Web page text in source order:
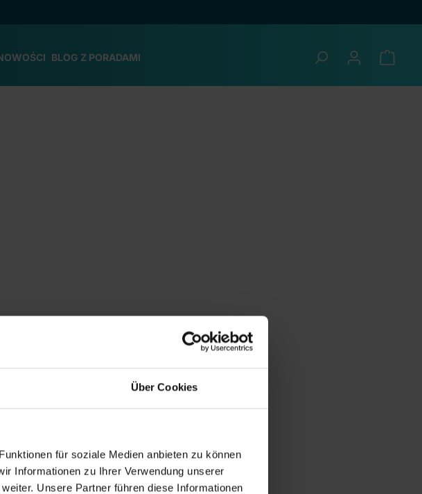
Über Cookies
für soziale Medien anbieten zu können
Informationen zu Ihrer Verwendung unserer
Unsere Partner führen diese Informationen
BLOG Z PORADAMI